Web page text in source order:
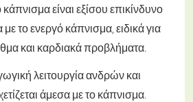
είναι εξίσου επικίνδυνο
με το ενεργό κάπνισμα, ειδικά για
και καρδιακά προβλήματα.
λειτουργία ανδρών και
άμεσα με το κάπνισμα.